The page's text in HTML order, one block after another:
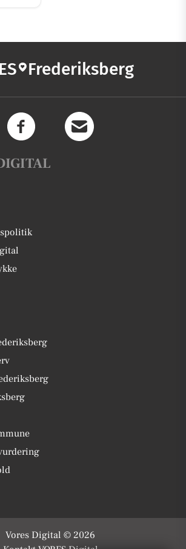
Frederiksberg
Vores Digital © 2026